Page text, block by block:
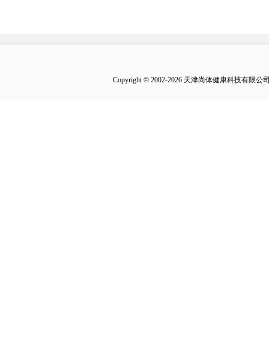
Copyright © 2002-2026 天津尚体健康科技有限